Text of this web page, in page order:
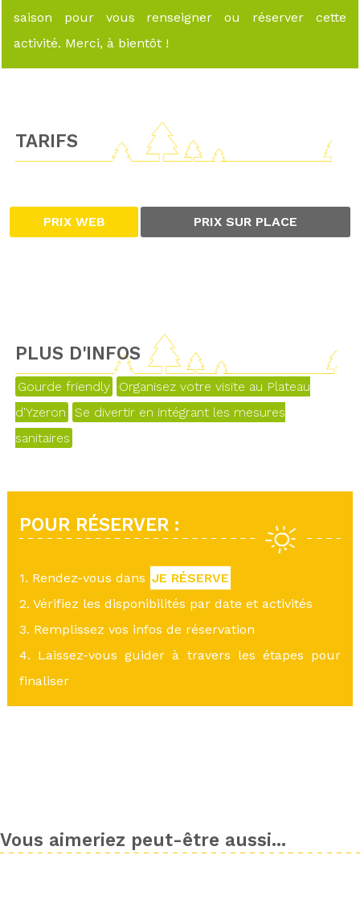
saison pour vous renseigner ou réserver cette
activité. Merci, à bientôt !
TARIFS
PRIX WEB PRIX SUR PLACE
PLUS D'INFOS
Gourde friendly
Organisez votre visite au Plateau
d'Yzeron
Se divertir en intégrant les mesures
sanitaires
POUR RÉSERVER :
1. Rendez-vous dans JE RÉSERVE
2. Vérifiez les disponibilités par date et activités
3. Remplissez vos infos de réservation
4. Laissez-vous guider à travers les étapes pour
finaliser
Vous aimeriez peut-être aussi...